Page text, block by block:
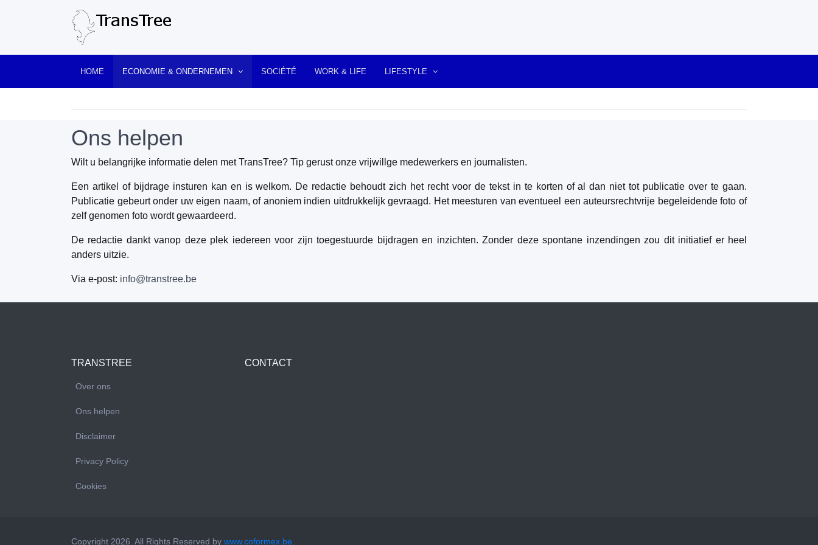
HOME ECONOMIE & ONDERNEMEN SOCIÉTÉ WORK & LIFE LIFESTYLE
Ons helpen
Wilt u belangrijke informatie delen met TransTree? Tip gerust onze vrijwillge medewerkers en journalisten.
Een artikel of bijdrage insturen kan en is welkom. De redactie behoudt zich het recht voor de tekst in te korten of al dan niet tot publicatie over te gaan.
Publicatie gebeurt onder uw eigen naam, of anoniem indien uitdrukkelijk gevraagd. Het meesturen van eventueel een auteursrechtvrije begeleidende foto of
zelf genomen foto wordt gewaardeerd.
De redactie dankt vanop deze plek iedereen voor zijn toegestuurde bijdragen en inzichten. Zonder deze spontane inzendingen zou dit initiatief er heel
anders uitzie.
Via e-post: info@transtree.be
TRANSTREE
Over ons
Ons helpen
Disclaimer
Privacy Policy
Cookies
CONTACT
Copyright 2026. All Rights Reserved by www.coformex.be